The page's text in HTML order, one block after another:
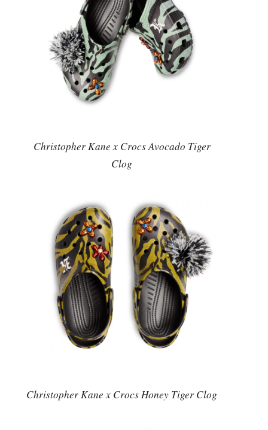
Christopher Kane x Crocs Avocado Tiger
Clog
Christopher Kane x Crocs Honey Tiger Clog